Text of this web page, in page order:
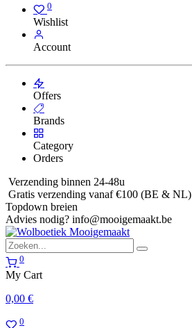
0
Wishlist
Account
Offers
Brands
Category
Orders
Verzending binnen 24-48u
Gratis verzending vanaf €100 (BE & NL)
Topdown breien
Advies nodig? info@mooigemaakt.be
0
My Cart
0,00 €
0